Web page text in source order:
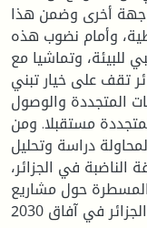
جهة أخرى وضمن هذا
وأمام نضوب هذه
للبيئة، وتماشيا مع
تقف على خيار تبني
المتجددة والوصول
مستقبلا. ومن
دراسة وتحليل
في الجزائر،
المسطرة حول مشاريع